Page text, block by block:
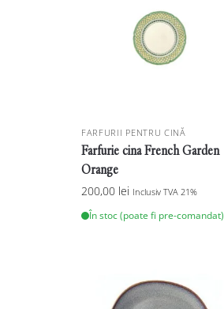
FARFURII PENTRU CINĂ
Farfurie cina French Garden
Orange
200,00 lei Inclusiv TVA 21%
În stoc (poate fi pre-comandat)